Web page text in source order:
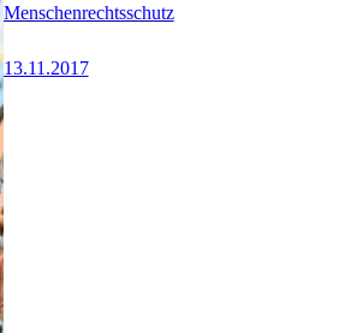
Menschenrechtsschutz
13.11.2017